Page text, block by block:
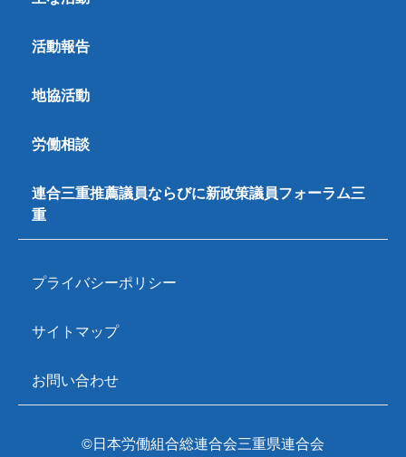
活動報告
地協活動
労働相談
連合三重推薦議員ならびに新政策議員フォーラム三
重
プライバシーポリシー
サイトマップ
お問い合わせ
©日本労働組合総連合会三重県連合会